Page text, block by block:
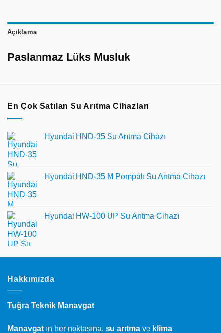
Açıklama
Paslanmaz Lüks Musluk
En Çok Satılan Su Arıtma Cihazları
Hyundai HND-35 Su Arıtma Cihazı
Hyundai HND-35 M Pompalı Su Arıtma Cihazı
Hyundai HW-100 UP Su Arıtma Cihazı
Hakkımızda
Tuğra Teknik Manavgat
Manavgat ın her noktasına, su arıtma ve klima